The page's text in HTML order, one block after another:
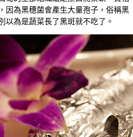
因為黑穗菌會產生大量孢子，俗稱黑
以為是蔬菜長了黑斑就不吃了。